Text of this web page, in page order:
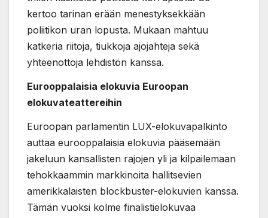
kertoo tarinan erään menestyksekkään
poliitikon uran lopusta. Mukaan mahtuu
katkeria riitoja, tiukkoja ajojahteja sekä
yhteenottoja lehdistön kanssa.
Eurooppalaisia elokuvia Euroopan
elokuvateattereihin
Euroopan parlamentin LUX-elokuvapalkinto
auttaa eurooppalaisia elokuvia pääsemään
jakeluun kansallisten rajojen yli ja kilpailemaan
tehokkaammin markkinoita hallitsevien
amerikkalaisten blockbuster-elokuvien kanssa.
Tämän vuoksi kolme finalistielokuvaa